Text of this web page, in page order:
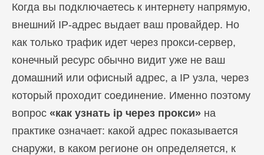
Когда вы подключаетесь к интернету напрямую,
внешний IP-адрес выдает ваш провайдер. Но
как только трафик идет через прокси-сервер,
конечный ресурс обычно видит уже не ваш
домашний или офисный адрес, а IP узла, через
который проходит соединение. Именно поэтому
вопрос «как узнать ip через прокси» на
практике означает: какой адрес показывается
снаружи, в каком регионе он определяется, к